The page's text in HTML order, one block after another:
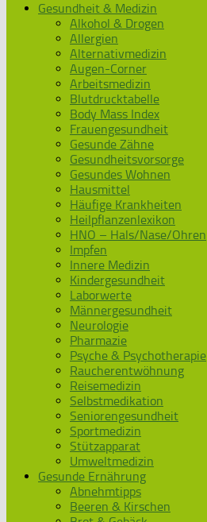
Gesundheit & Medizin
Alkohol & Drogen
Allergien
Alternativmedizin
Augen-Corner
Arbeitsmedizin
Blutdrucktabelle
Body Mass Index
Frauengesundheit
Gesunde Zähne
Gesundheitsvorsorge
Gesundes Wohnen
Hausmittel
Häufige Krankheiten
Heilpflanzenlexikon
HNO – Hals/Nase/Ohren
Impfen
Innere Medizin
Kindergesundheit
Laborwerte
Männergesundheit
Neurologie
Pharmazie
Psyche & Psychotherapie
Raucherentwöhnung
Reisemedizin
Selbstmedikation
Seniorengesundheit
Sportmedizin
Stützapparat
Umweltmedizin
Gesunde Ernährung
Abnehmtipps
Beeren & Kirschen